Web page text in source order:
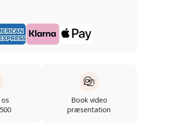
Book video
præsentation